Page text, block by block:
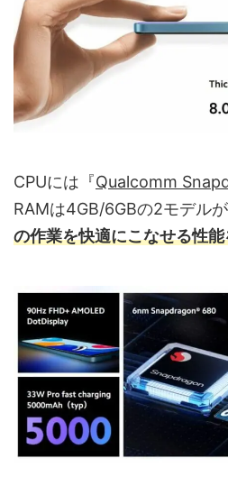
CPUには『Qualcomm
RAMは4GB/6GBの2モデルが
の作業を快適にこなせる性